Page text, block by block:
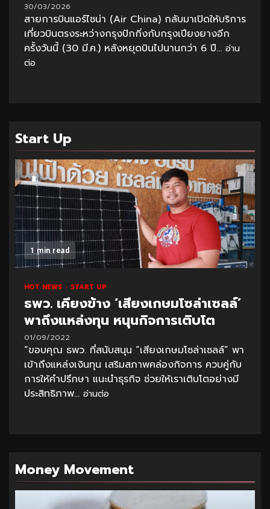
30/03/2026
สายการบินแอร์ไชน่า (Air China) กลับมาเปิดให้บริการ
เที่ยวบินตรงระหว่างกรุงปักกิ่งกับกรุงเปียงยางอีก
ครั้งวันนี้ (30 มี.ค.) หลังหยุดบินไปนานกว่า 6 ปี... อ่าน
ต่อ
Start Up
1 min read
HOT NEWS START UP
ธพว. เคียงข้าง ‘เสียงเกษมโซล่าเซลล์’
พาถึงแหล่งทุน หนุนกิจการเติบโต
01/09/2022
“ขอบคุณ ธพว. ที่สนับสนุน “เสียงเกษมโซล่าเซลล์” พา
เข้าถึงแหล่งเงินทุน เสริมสภาพคล่องกิจการ ควบคู่กับ
การให้คำปรึกษา แนะนำธุรกิจ ช่วยให้เราเติบโตอย่างมี
ประสิทธิภาพ... อ่านต่อ
Money Movement